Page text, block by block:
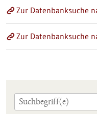
Zur Datenbanksuche
Zur Datenbanksuche